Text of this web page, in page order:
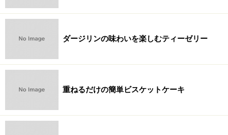
ダージリンの味わいを楽しむティーゼリー
重ねるだけの簡単ビスケットケーキ